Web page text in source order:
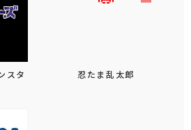
スタ
忍たま乱太郎